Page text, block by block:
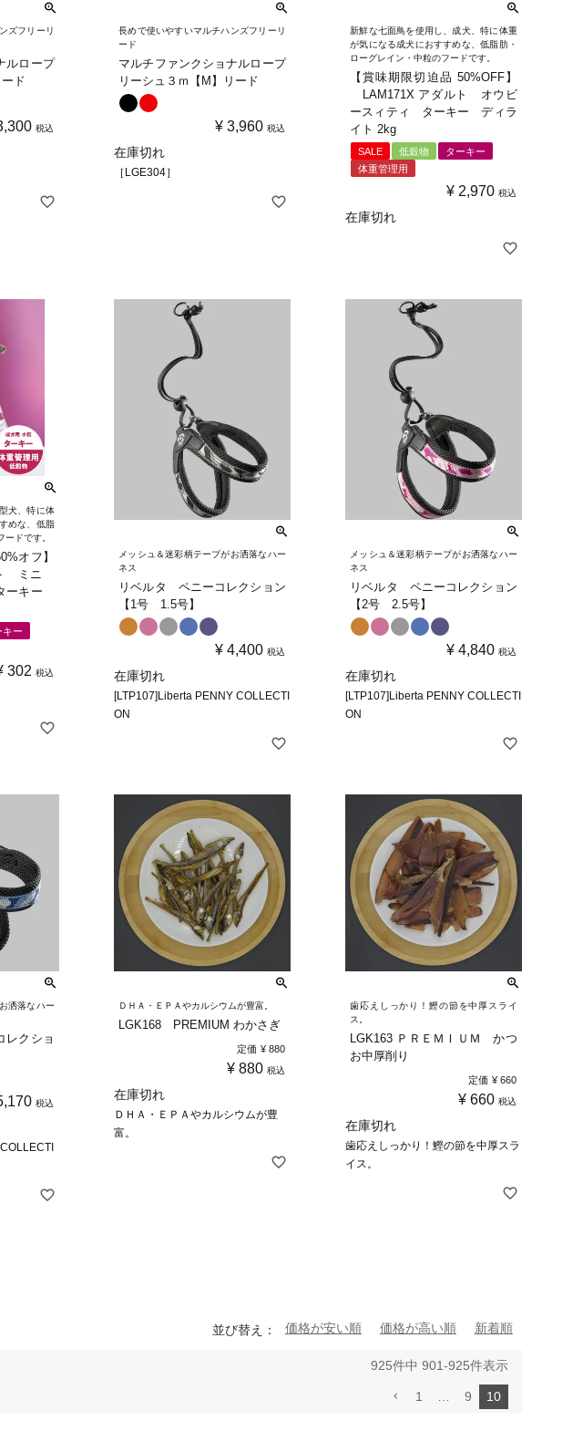
ズフリーリ
ルロープ
ド
税込
長めで使いやすいマルチハンズフリーリ
ード
マルチファンクショナルロープ
リーシュ３ｍ【M】リード
¥ 3,960 税込
在庫切れ
［LGE304］
新鮮な七面鳥を使用し、成犬、特に体重
が気になる成犬におすすめな、低脂肪・
ローグレイン・中粒のフードです。
【賞味期限切迫品 50%OFF】
LAM171X アダルト オウビ
ースィティ ターキー ディラ
イト 2kg
SALE 低穀物
ターキー
体重管理用
¥ 2,970 税込
在庫切れ
犬、特に体
めな、低脂
ードです。
オフ】
ミニ
ーキー
キー
302 税込
メッシュ＆迷彩柄テープがお洒落なハー
ネス
リベルタ ペニーコレクション
【1号 1.5号】
¥ 4,400 税込
在庫切れ
[LTP107]Liberta PENNY COLLECTI
ON
メッシュ＆迷彩柄テープがお洒落なハー
ネス
リベルタ ペニーコレクション
【2号 2.5号】
¥ 4,840 税込
在庫切れ
[LTP107]Liberta PENNY COLLECTI
ON
洒落なハー
クショ
税込
ＤＨＡ・ＥＰＡやカルシウムが豊富。
LGK168 PREMIUM わかさぎ
定価 ¥ 880
¥ 880 税込
在庫切れ
ＤＨＡ・ＥＰＡやカルシウムが豊
富。
歯応えしっかり！鰹の節を中厚スライ
ス。
LGK163 ＰＲＥＭＩＵＭ かつ
お中厚削り
定価 ¥ 660
¥ 660 税込
在庫切れ
歯応えしっかり！鰹の節を中厚スラ
イス。
並び替え 価格が安い順 価格が高い順 新着順
925件中 901-925件表示
1 9 10